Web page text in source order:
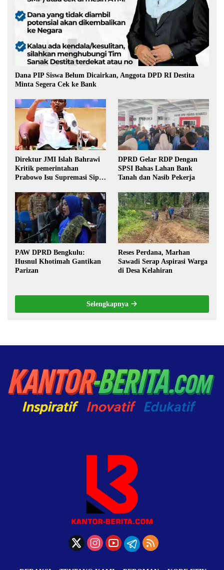
Dana PIP Siswa Belum Dicairkan, Anggota DPD RI Destita
Minta Segera Cek ke Bank
Direktur JMI Islah Bahrawi
Kritik pemerintahan
Prabowo Isu Supremasi Sipil,
Pilkada oleh DPRD
DPRD Gelar RDP Dengan
SPSI Bahas Lahan Bank
Tanah dan Nasib Pekerja
PAW DPRD Bengkulu:
Husnul Khotimah Gantikan
Parizan
Reses Perdana, Marhan
Sawadi Serap Aspirasi Warga
di Desa Kelahiran
Selengkapnya